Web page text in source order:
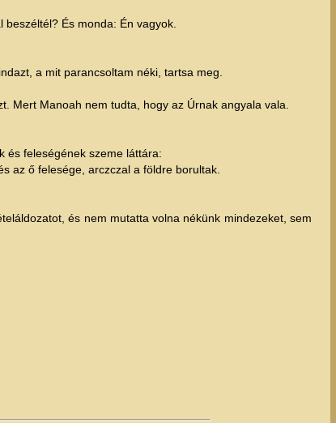
És monda: Én vagyok.
a mit parancsoltam néki, tartsa meg.
Mert Manoah nem tudta, hogy az Úrnak angyala vala.
és feleségének szeme láttára:
az ő felesége, arczczal a földre borultak.
és nem mutatta volna nékünk mindezeket, sem